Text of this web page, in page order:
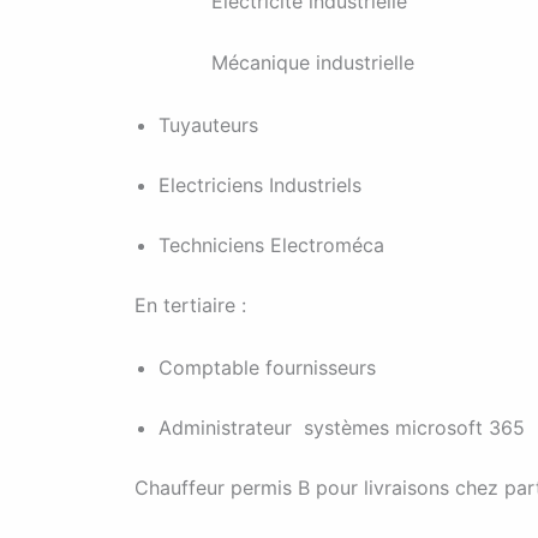
Mécanique industrielle
Tuyauteurs
Electriciens Industriels
Techniciens Electroméca
En tertiaire :
Comptable fournisseurs
Administrateur systèmes microsoft 365
Chauffeur permis B pour livraisons chez